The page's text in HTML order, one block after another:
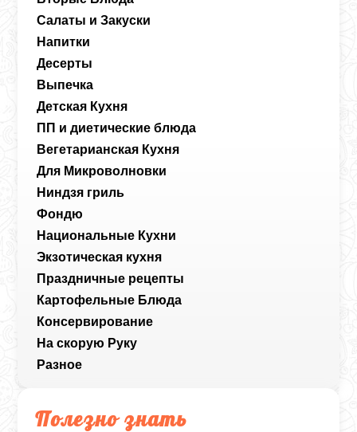
Салаты и Закуски
Напитки
Десерты
Выпечка
Детская Кухня
ПП и диетические блюда
Вегетарианская Кухня
Для Микроволновки
Ниндзя гриль
Фондю
Национальные Кухни
Экзотическая кухня
Праздничные рецепты
Картофельные Блюда
Консервирование
На скорую Руку
Разное
Полезно знать